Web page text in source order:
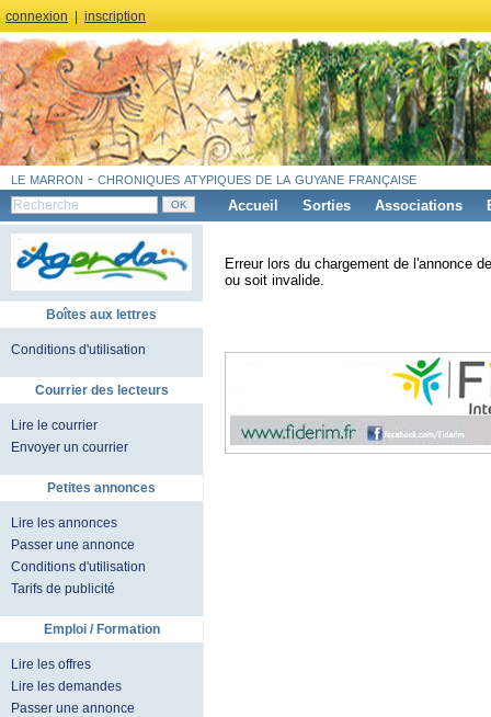
connexion inscription
le marron - chroniques atypiques de la guyane française
Accueil Sorties Associations
Boîtes aux lettres
Conditions d'utilisation
Courrier des lecteurs
Lire le courrier
Envoyer un courrier
Petites annonces
Lire les annonces
Passer une annonce
Conditions d'utilisation
Tarifs de publicité
Emploi / Formation
Lire les offres
Lire les demandes
Passer une annonce
Erreur lors du chargement de l'annonce
ou soit invalide.